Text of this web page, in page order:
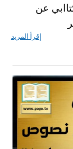
عن
إقرأ المزيد